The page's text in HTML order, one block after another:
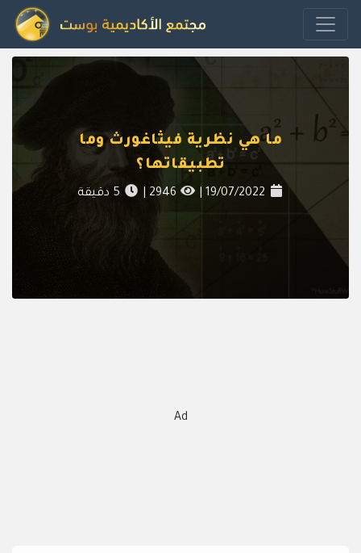
ما هي نظرية فيثاغورث وما
تطبيقاتها؟
19/07/2022
5 دقيقة
Ad